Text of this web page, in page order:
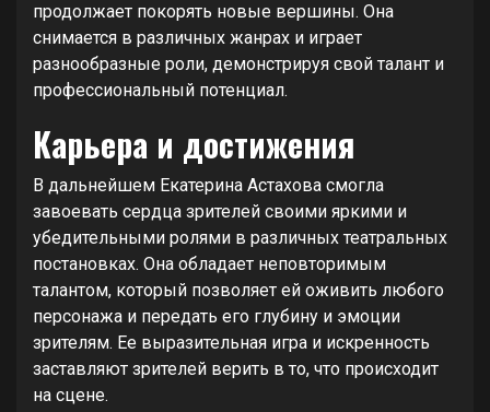
продолжает покорять новые вершины. Она
снимается в различных жанрах и играет
разнообразные роли, демонстрируя свой талант и
профессиональный потенциал.
Карьера и достижения
В дальнейшем Екатерина Астахова смогла
завоевать сердца зрителей своими яркими и
убедительными ролями в различных театральных
постановках. Она обладает неповторимым
талантом, который позволяет ей оживить любого
персонажа и передать его глубину и эмоции
зрителям. Ее выразительная игра и искренность
заставляют зрителей верить в то, что происходит
на сцене.